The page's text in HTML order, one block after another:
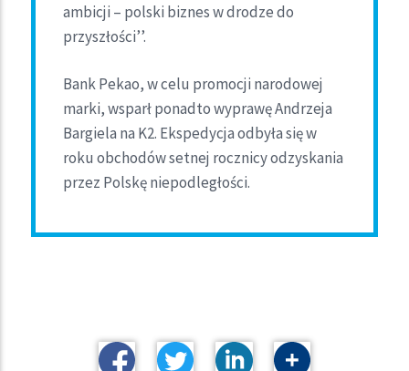
ambicji – polski biznes w drodze do
przyszłości’’.
Bank Pekao, w celu promocji narodowej
marki, wsparł ponadto wyprawę Andrzeja
Bargiela na K2. Ekspedycja odbyła się w
roku obchodów setnej rocznicy odzyskania
przez Polskę niepodległości.